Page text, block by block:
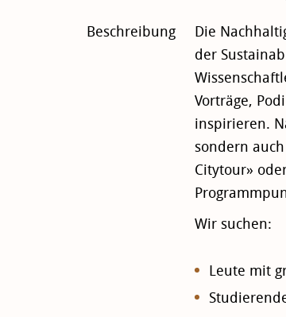
Beschreibung
Die
der
Vorträge,
inspirieren.
sondern
Citytour»
Wir suchen:
Leute mit